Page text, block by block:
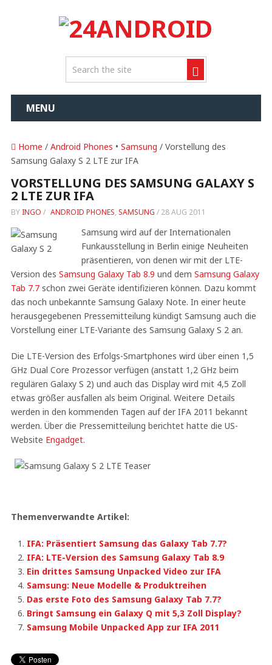
MENU
Home / Android Phones • Samsung / Vorstellung des
Samsung Galaxy S 2 LTE zur IFA
VORSTELLUNG DES SAMSUNG GALAXY S
2 LTE ZUR IFA
BY INGO / ANDROID PHONES, SAMSUNG / 28 AUG 2011
Samsung wird auf der Internationalen
Funkausstellung in Berlin einige Neuheiten
präsentieren, von denen wir mit der LTE-
Version des Samsung Galaxy Tab 8.9 und dem Samsung Galaxy
Tab 7.7schon zwei Geräte identifizieren können. Dazu kommt
das noch unbekannte Samsung Galaxy Note. In einer heute
herausgegebenen Pressemitteilung kündigt Samsung auch die
Vorstellung einer LTE-Variante des Samsung Galaxy S 2 an.
Die LTE-Version des Erfolgs-Smartphones wird über einen 1,5
GHz Dual Core Prozessor verfügen (anstatt 1,2 GHz beim
regulären Galaxy S 2) und auch das Display wird mit 4,5 Zoll
etwas größer ausfallen als beim Original. Weitere Details
werden in den kommenden Tagen auf der IFA 2011 bekannt
werden. Über die Pressemitteilung berichtet hatte die US-
Website Engadget.
Themenverwandte Artikel:
IFA: Präsentiert Samsung das Galaxy Tab 7.7?
IFA: LTE-Version des Samsung Galaxy Tab 8.9
Ein drittes Samsung Unpacked Video zur IFA
Samsung: Neue Modelle & Produktreihen
Das erste Foto des Samsung Galaxy Tab 7.7?
Bringt Samsung ein Galaxy Q mit 5,3 Zoll Display?
Samsung Mobile Unpacked App zur IFA 2011